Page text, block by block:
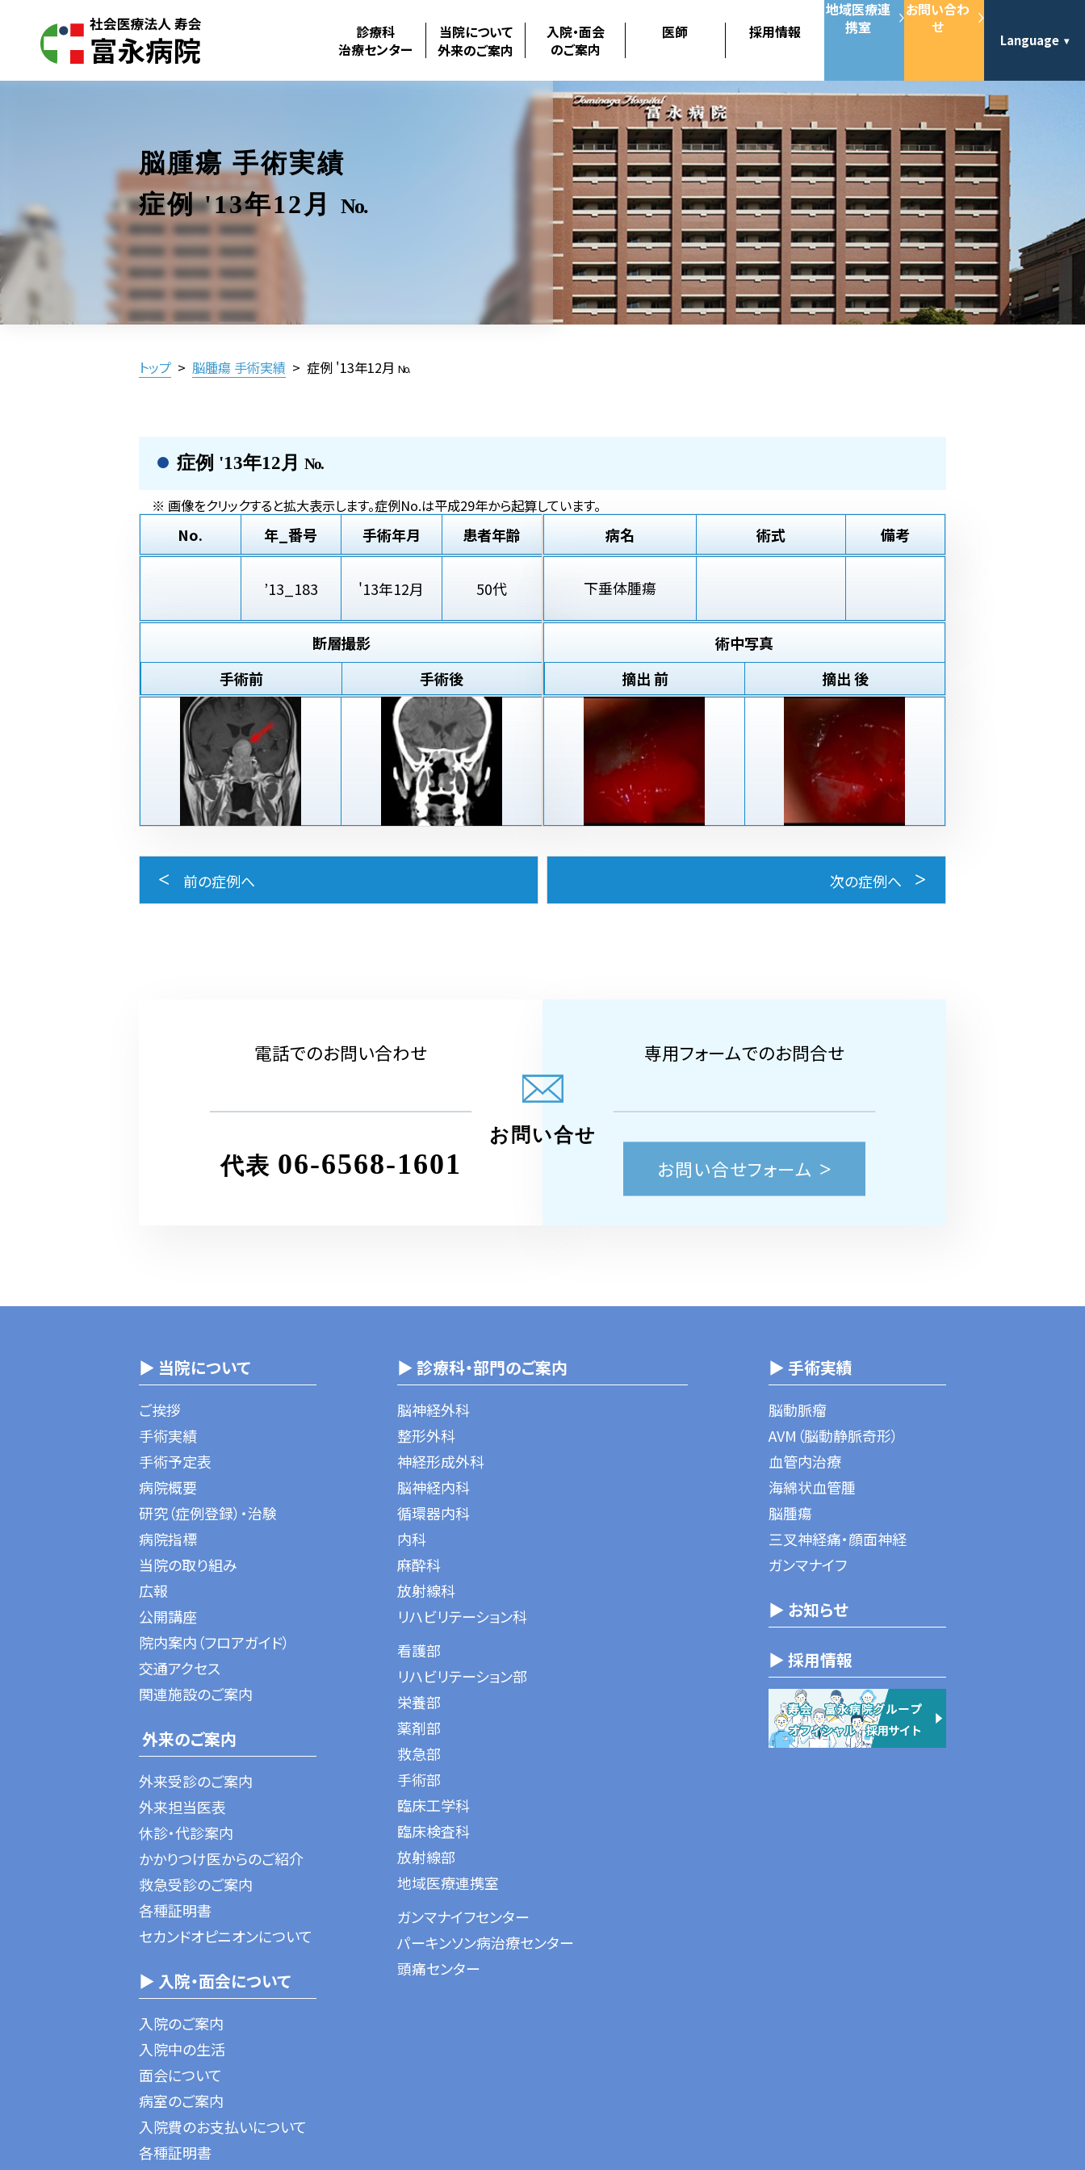
診療科
治療センター
当院について
外来のご案内
入院・面会
のご案内
医師 採用情報
地域医療連
携室
お問い合わ
せ
Language
脳腫瘍 手術実績
症例 '13年12月
No.
トップ > 脳腫瘍 手術実績 > 症例 '13年12月No.
症例 '13年12月 No.
※ 画像をクリックすると拡大表示します。症例No.は平成29年から起算しています。
No. 年_番号 手術年月 患者年齢
’13_183 '13年12月 50代
病名 術式 備考
下垂体腫瘍
断層撮影
手術前
手術後
術中写真
摘出 前
摘出 後
前の症例へ 次の症例へ
電話でのお問い合わせ
代表 06-6568-1601
専用フォームでのお問合せ
お問い合せフォーム
お問い合せ
▶ 当院について
ご挨拶
手術実績
手術予定表
病院概要
研究（症例登録）・治験
病院指標
当院の取り組み
広報
公開講座
院内案内（フロアガイド）
交通アクセス
関連施設のご案内
外来のご案内
外来受診のご案内
外来担当医表
休診・代診案内
かかりつけ医からのご紹介
救急受診のご案内
各種証明書
セカンドオピニオンについて
▶ 入院・面会について
入院のご案内
入院中の生活
面会について
病室のご案内
入院費のお支払いについて
各種証明書
▶ 診療科・部門のご案内
脳神経外科
整形外科
神経形成外科
脳神経内科
循環器内科
内科
麻酔科
放射線科
リハビリテーション科
看護部
リハビリテーション部
栄養部
薬剤部
救急部
手術部
臨床工学科
臨床検査科
放射線部
地域医療連携室
ガンマナイフセンター
パーキンソン病治療センター
頭痛センター
▶ 手術実績
脳動脈瘤
AVM（脳動静脈奇形）
血管内治療
海綿状血管腫
脳腫瘍
三叉神経痛・顔面神経
ガンマナイフ
▶ お知らせ
▶ 採用情報